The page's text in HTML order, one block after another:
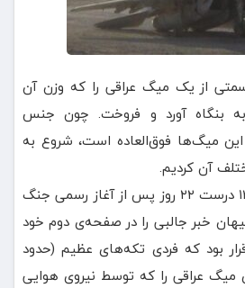
از یک میگ عراقی را که وزن آن
بنگاه آورد و فروخت. چون جنس
این میگ‌ها فوق‌العاده است، شروع به
آن کردیم.
روز دوشنبه ۲۱ مهر ۱۳۵۹ درست ۲۲ روز پس از آغاز رسمی جنگ
کیهان خبر جالبی را در صفحه‌ی دوم خود
بود که فردی تکه‌های عظیم (حدود
عراقی را که توسط نیروی هوایی